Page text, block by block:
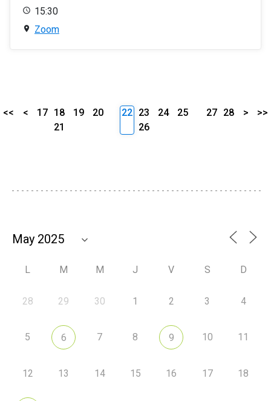
15:30
Zoom
<< < 17 18 19
20
21
22 23 24
25
26
27 28 > >>
L M M J V S D
28 29 30 1 2 3 4
5 6 7 8 9 10 11
12 13 14 15 16 17 18